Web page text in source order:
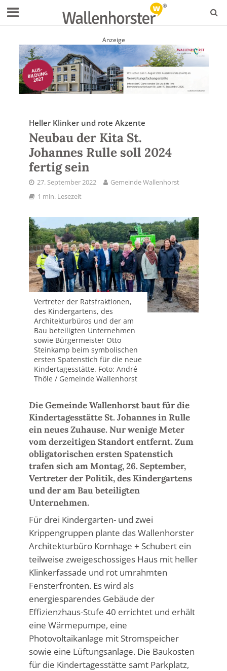
Anzeige
Heller Klinker und rote Akzente
Neubau der Kita St.
Johannes Rulle soll 2024
fertig sein
27. September 2022
Gemeinde Wallenhorst
1 min. Lesezeit
Vertreter der Ratsfraktionen,
des Kindergartens, des
Architekturbüros und der am
Bau beteiligten Unternehmen
sowie Bürgermeister Otto
Steinkamp beim symbolischen
ersten Spatenstich für die neue
Kindertagesstätte. Foto: André
Thöle / Gemeinde Wallenhorst
Die Gemeinde Wallenhorst baut für die
Kindertagesstätte St. Johannes in Rulle
ein neues Zuhause. Nur wenige Meter
vom derzeitigen Standort entfernt. Zum
obligatorischen ersten Spatenstich
trafen sich am Montag, 26. September,
Vertreter der Politik, des Kindergartens
und der am Bau beteiligten
Unternehmen.
Für drei Kindergarten- und zwei
Krippengruppen plante das Wallenhorster
Architekturbüro Kornhage + Schubert ein
teilweise zweigeschossiges Haus mit heller
Klinkerfassade und rot umrahmten
Fensterfronten. Es wird als
energiesparendes Gebäude der
Effizienzhaus-Stufe 40 errichtet und erhält
eine Wärmepumpe, eine
Photovoltaikanlage mit Stromspeicher
sowie eine Lüftungsanlage. Die Baukosten
für die Kindertagesstätte samt Parkplatz,